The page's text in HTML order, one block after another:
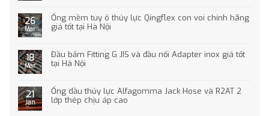
26
Mar
Ống mềm tuy ô thủy lực Qingflex con voi chính hãng
giá tốt tại Hà Nội
18
Mar
Đầu bấm Fitting G JIS và đầu nối Adapter inox giá tốt
tại Hà Nội
21
Jan
Ống dầu thủy lực Alfagomma Jack Hose và R2AT 2
lớp thép chịu áp cao